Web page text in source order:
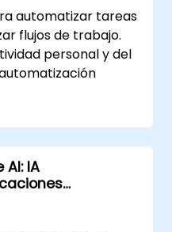
automatizar tareas
flujos de trabajo.
personal y del
herramientas y
existentes.
decisiones y la
por IA.
IA